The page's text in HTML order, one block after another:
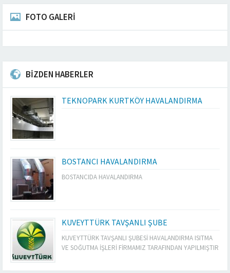
FOTO GALERİ
BİZDEN HABERLER
TEKNOPARK KURTKÖY HAVALANDIRMA
BOSTANCI HAVALANDIRMA
BOSTANCIDA HAVALANDIRMA
KUVEYTTÜRK TAVŞANLI ŞUBE
KUVEYTTÜRK TAVŞANLI ŞUBESİ HAVALANDIRMA ISITMA
VE SOĞUTMA İŞLERİ FİRMAMIZ TARAFINDAN YAPILMIŞTIR